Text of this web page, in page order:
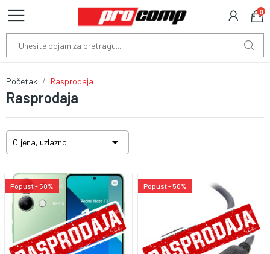
0
Rasprodaja
Početak Rasprodaja
Cijena, uzlazno 
Popust - 50% Popust - 50%